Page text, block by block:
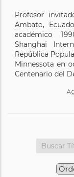
Profesor
Ambato,
académico
Shanghai
República
Minnessota en
Centenario del